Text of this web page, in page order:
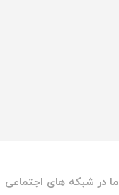
ما در شبکه های اجتماعی